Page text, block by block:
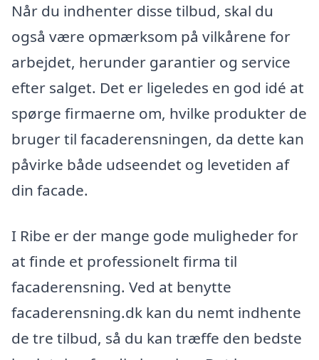
Når du indhenter disse tilbud, skal du
også være opmærksom på vilkårene for
arbejdet, herunder garantier og service
efter salget. Det er ligeledes en god idé at
spørge firmaerne om, hvilke produkter de
bruger til facaderensningen, da dette kan
påvirke både udseendet og levetiden af
din facade.
I Ribe er der mange gode muligheder for
at finde et professionelt firma til
facaderensning. Ved at benytte
facaderensning.dk kan du nemt indhente
de tre tilbud, så du kan træffe den bedste